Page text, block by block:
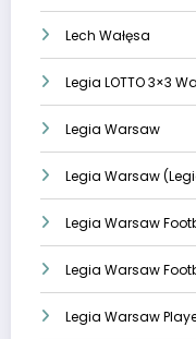
Lech Wałęsa
Legia LOTTO 3×3
Legia Warsaw
Legia Warsaw
Legia Warsaw
Legia Warsaw
Legia Warsaw